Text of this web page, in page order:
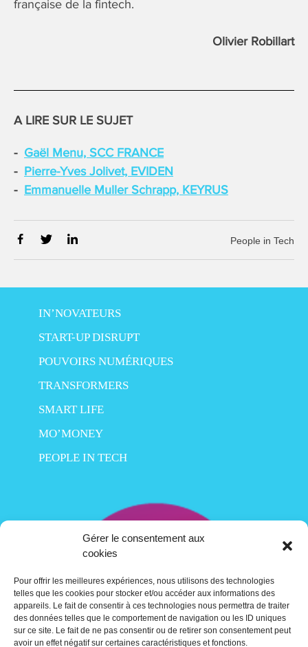
Gérer le consentement aux
cookies
Pour offrir les meilleures expériences, nous utilisons des technologies
telles que les cookies pour stocker et/ou accéder aux informations des
appareils. Le fait de consentir à ces technologies nous permettra de traiter
des données telles que le comportement de navigation ou les ID uniques
sur ce site. Le fait de ne pas consentir ou de retirer son consentement peut
avoir un effet négatif sur certaines caractéristiques et fonctions.
française de la fintech.
Olivier Robillart
A LIRE SUR LE SUJET
Gaël Menu, SCC FRANCE
Pierre-Yves Jolivet, EVIDEN
Emmanuelle Muller Schrapp, KEYRUS
People in Tech
IN’NOVATEURS
START-UP DISRUPT
POUVOIRS NUMÉRIQUES
TRANSFORMERS
SMART LIFE
MO’MONEY
PEOPLE IN TECH